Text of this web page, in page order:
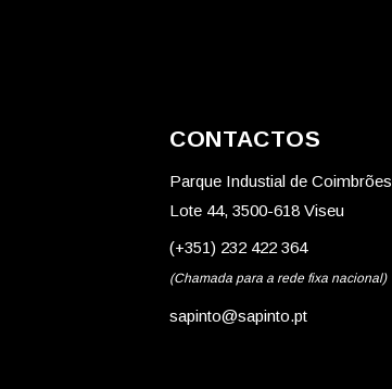
CONTACTOS
Parque Industial de Coimbrões
Lote 44, 3500-618 Viseu
(+351) 232 422 364
(Chamada para a rede fixa nacional)
sapinto@sapinto.pt